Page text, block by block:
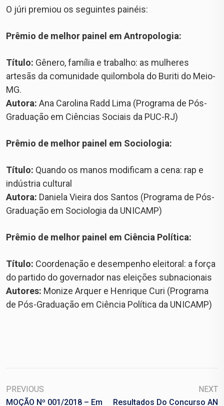
O júri premiou os seguintes painéis:
Prêmio de melhor painel em Antropologia:
Título: Gênero, família e trabalho: as mulheres
artesãs da comunidade quilombola do Buriti do Meio-
MG.
Autora: Ana Carolina Radd Lima (Programa de Pós-
Graduação em Ciências Sociais da PUC-RJ)
Prêmio de melhor painel em Sociologia:
Título: Quando os manos modificam a cena: rap e
indústria cultural
Autora: Daniela Vieira dos Santos (Programa de Pós-
Graduação em Sociologia da UNICAMP)
Prêmio de melhor painel em Ciência Política:
Título: Coordenação e desempenho eleitoral: a força
do partido do governador nas eleições subnacionais
Autores: Monize Arquer e Henrique Curi (Programa
de Pós-Graduação em Ciência Política da UNICAMP)
PREVIOUS
MOÇÃO Nº 001/2018 – Em
NEXT
Resultados Do Concurso AN